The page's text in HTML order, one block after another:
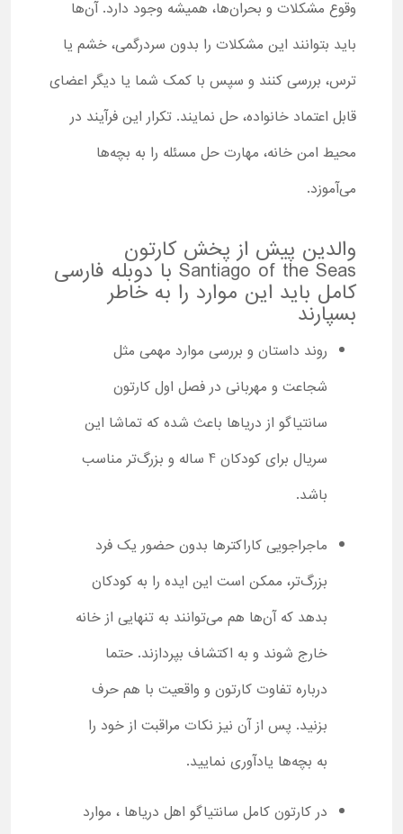
وقوع مشکلات و بحران‌ها، همیشه وجود دارد. آن‌ها
باید بتوانند این مشکلات را بدون سردرگمی، خشم یا
ترس، بررسی کنند و سپس با کمک شما یا دیگر اعضای
قابل اعتماد خانواده، حل نمایند. تکرار این فرآیند در
محیط امن خانه، مهارت حل مسئله را به بچه‌ها
می‌آموزد.
والدین پیش از پخش کارتون
Santiago of the Seas با دوبله فارسی
کامل باید این موارد را به خاطر
بسپارند
روند داستان و بررسی موارد مهمی مثل
شجاعت و مهربانی در فصل اول کارتون
سانتیاگو از دریاها باعث شده که تماشا این
سریال برای کودکان 4 ساله و بزرگ‌تر مناسب
باشد.
ماجراجویی کاراکترها بدون حضور یک فرد
بزرگ‌تر، ممکن است این ایده را به کودکان
بدهد که آن‌ها هم می‌توانند به تنهایی از خانه
خارج شوند و به اکتشاف بپردازند. حتما
درباره تفاوت کارتون و واقعیت با هم حرف
بزنید. پس از آن نیز نکات مراقبت از خود را
به بچه‌ها یادآوری نمایید.
در کارتون کامل سانتیاگو اهل دریاها ، موارد